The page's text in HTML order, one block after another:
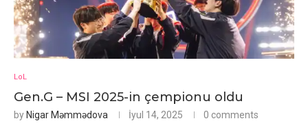
LoL
Gen.G – MSI 2025-in çempionu oldu
by Nigar Məmmədova İyul 14, 2025 0 comments